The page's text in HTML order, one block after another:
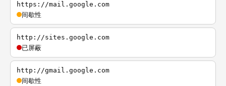
https://mail.google.com
间歇性
http://sites.google.com
已屏蔽
http://gmail.google.com
间歇性